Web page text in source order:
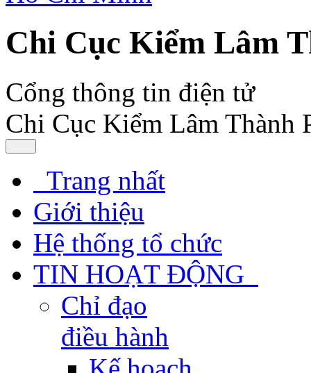
Chi Cục Kiểm Lâm
Cổng thông tin điện tử
Chi Cục Kiểm Lâm Thành
Trang nhất
Giới thiệu
Hệ thống tổ chức
TIN HOẠT ĐỘNG
Chỉ đạo
điều hành